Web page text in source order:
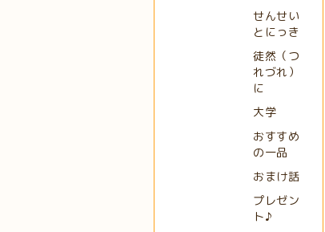
せんせい
とにっき
徒然（つ
れづれ）
に
大学
おすすめ
の一品
おまけ話
プレゼン
ト♪